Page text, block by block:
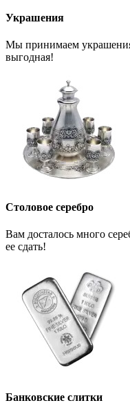
Украшения
Мы принимаем украшения
выгодная!
Столовое серебро
Вам досталось много
ее сдать!
Банковские слитки